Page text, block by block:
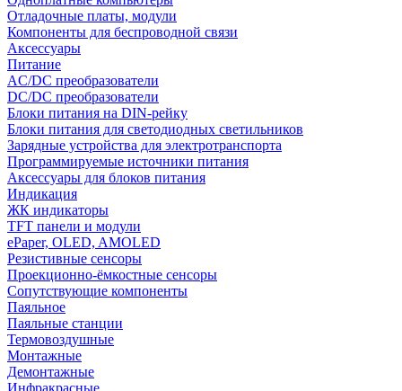
Отладочные платы, модули
Компоненты для беспроводной связи
Аксессуары
Питание
AC/DC преобразователи
DC/DC преобразователи
Блоки питания на DIN-рейку
Блоки питания для светодиодных светильников
Зарядные устройства для электротранспорта
Программируемые источники питания
Аксессуары для блоков питания
Индикация
ЖК индикаторы
TFT панели и модули
ePaper, OLED, AMOLED
Резистивные сенсоры
Проекционно-ёмкостные сенсоры
Сопутствующие компоненты
Паяльное
Паяльные станции
Термовоздушные
Монтажные
Демонтажные
Инфракрасные